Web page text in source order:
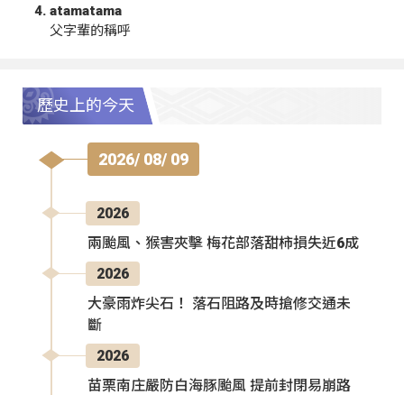
atamatama
父字輩的稱呼
歷史上的今天
2026/ 08/ 09
2026
兩颱風、猴害夾擊 梅花部落甜柿損失近6成
2026
大豪雨炸尖石！ 落石阻路及時搶修交通未
斷
2026
苗栗南庄嚴防白海豚颱風 提前封閉易崩路